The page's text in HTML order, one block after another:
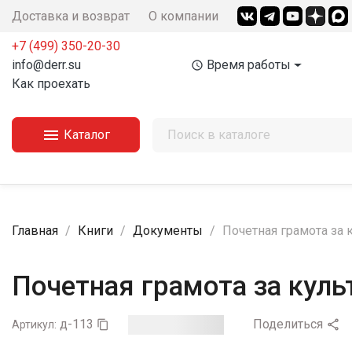
Доставка и возврат О компании
+7 (499) 350-20-30
info@derr.su
Как проехать
access_time Время работы
 Каталог
Главная Книги Документы Почетная грамота
Почетная грамота за
Артикул: д-113  Поделиться 